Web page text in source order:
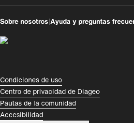
România
Rest of World
Sobre nosotros|Ayuda y preguntas
Compliance Footer
Condiciones de uso
Centro de privacidad de Diageo
Pautas de la comunidad
Accesibilidad